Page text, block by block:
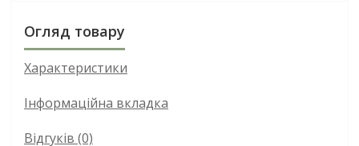
Огляд товару
Характеристики
Інформаційна вкладка
Відгуків (0)